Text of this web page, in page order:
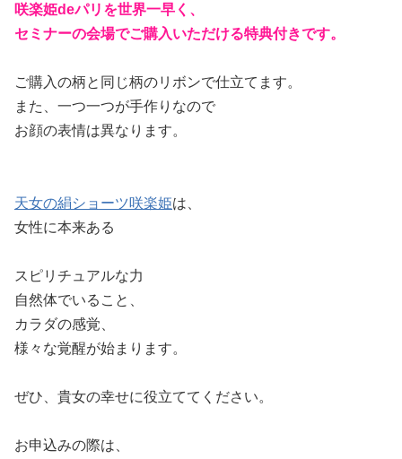
咲楽姫deパリを世界一早く、
セミナーの会場でご購入いただける特典付きです。
ご購入の柄と同じ柄のリボンで仕立てます。
また、一つ一つが手作りなので
お顔の表情は異なります。
天女の絹ショーツ咲楽姫は、
女性に本来ある
スピリチュアルな力
自然体でいること、
カラダの感覚、
様々な覚醒が始まります。
ぜひ、貴女の幸せに役立ててください。
お申込みの際は、